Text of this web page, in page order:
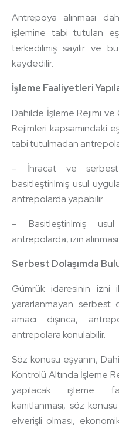
Antrepoya alınması
işlemine tabi tutulan
terkedilmiş sayılır ve
kaydedilir.
İşleme Faaliyetleri
Dahilde İşleme Rejimi ve
Rejimleri kapsamındaki
tabi tutulmadan
– İhracat ve serbest
basitleştirilmiş usul
antrepolarda yapabilir.
– Basitleştirilmiş
antrepolarda, izin
Serbest Dolaşımda
Gümrük idaresinin izni
yararlanmayan serbest
amacı dışınca,
antrepolara konulabilir.
Söz konusu eşyanın,
Kontrolü Altında İşleme
yapılacak işleme
kanıtlanması, söz
elverişli olması,